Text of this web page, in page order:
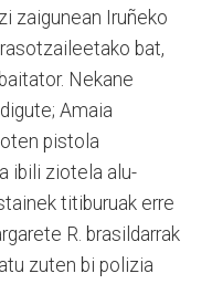
zaigunean Iruñeko
bat,
Nekane
Amaia
pistola
ibili ziotela alu-
titiburuak erre
R. brasildarrak
zuten bi polizia